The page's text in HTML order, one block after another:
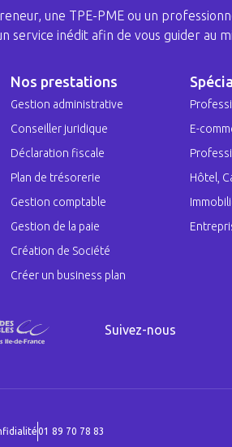
une TPE-PME ou un
service inédit afin de vous guider au
Nos prestations
Gestion administrative
Conseiller juridique
Déclaration fiscale
Plan de trésorerie
Gestion comptable
Gestion de la paie
Création de Société
Créer un business plan
E-
Hôtel,
Suivez-nous
01 89 70 78 83